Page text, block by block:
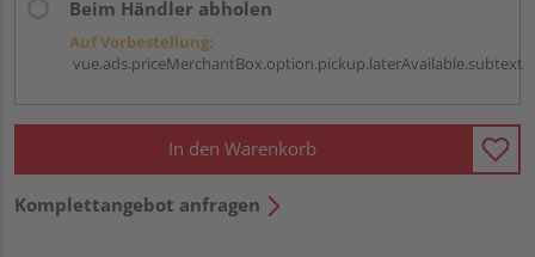
Beim Händler abholen
Auf Vorbestellung:
vue.ads.priceMerchantBox.option.pickup.laterAvailable.subtext
In den Warenkorb
Komplettangebot anfragen